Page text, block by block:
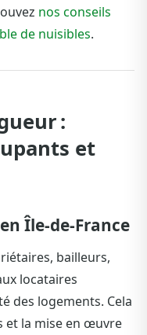
nos conseils
de nuisibles.
:
et
Île-de-France
bailleurs,
locataires
des logements. Cela
et la mise en œuvre